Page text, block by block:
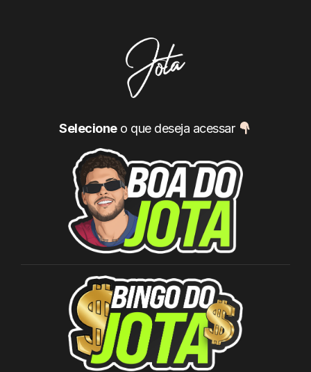
Selecioneo que deseja acessar